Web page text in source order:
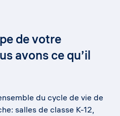
de votre
avons ce qu’il
du cycle de vie de
salles de classe K-12,